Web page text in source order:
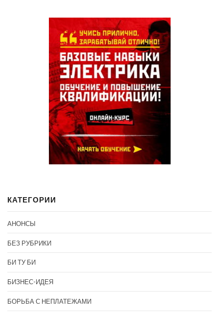
КАТЕГОРИИ
АНОНСЫ
БЕЗ РУБРИКИ
БИ ТУ БИ
БИЗНЕС-ИДЕЯ
БОРЬБА С НЕПЛАТЕЖАМИ